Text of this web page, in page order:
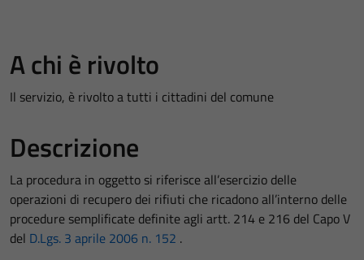
A chi è rivolto
Il servizio, è rivolto a tutti i cittadini del comune
Descrizione
La procedura in oggetto si riferisce all’esercizio delle
operazioni di recupero dei rifiuti che ricadono all’interno delle
procedure semplificate definite agli artt. 214 e 216 del Capo V
del D.Lgs. 3 aprile 2006 n. 152 .